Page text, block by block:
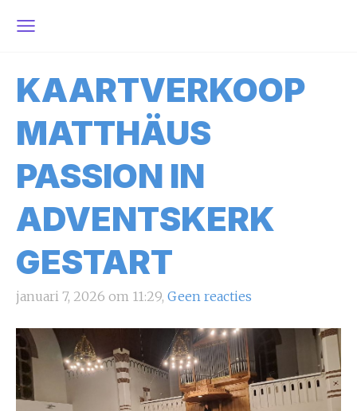
KAARTVERKOOP
MATTHÄUS
PASSION IN
ADVENTSKERK
GESTART
januari 7, 2026 om 11:29, Geen reacties